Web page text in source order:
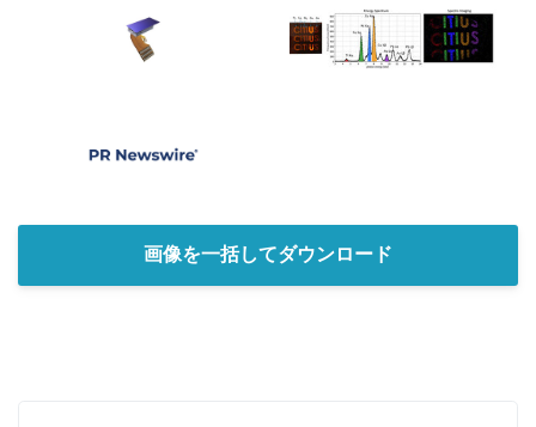
画像を一括してダウンロード